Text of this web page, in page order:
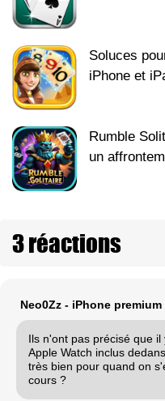
Soluces
iPhone et
Rumble
un
3 réactions
Neo0Zz - iPhone premium
Ils n'ont pas précisé que il
Apple Watch inclus
très bien pour quand on
cours ?